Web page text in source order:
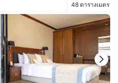
48 ตารางเมตร